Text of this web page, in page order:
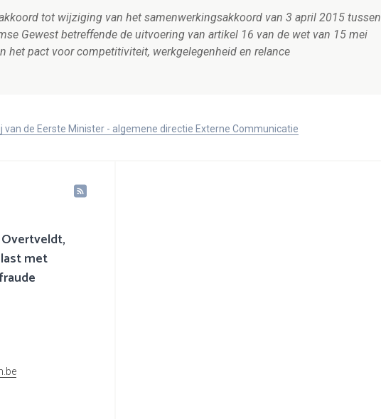
tot wijziging van het samenwerkingsakkoord van 3 april 2015 tussen
Gewest betreffende de uitvoering van artikel 16 van de wet van 15 mei
het pact voor competitiviteit, werkgelegenheid en relance
van de Eerste Minister - algemene directie Externe Communicatie
met